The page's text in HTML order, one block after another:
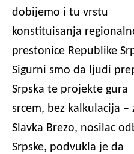
dobijemo i tu vrstu
konstituisanja
prestonice Republike
Sigurni smo da ljudi
Srpska te projekte gura
srcem, bez kalkulacija –
Slavka Brezo, nosilac
Srpske, podvukla je da